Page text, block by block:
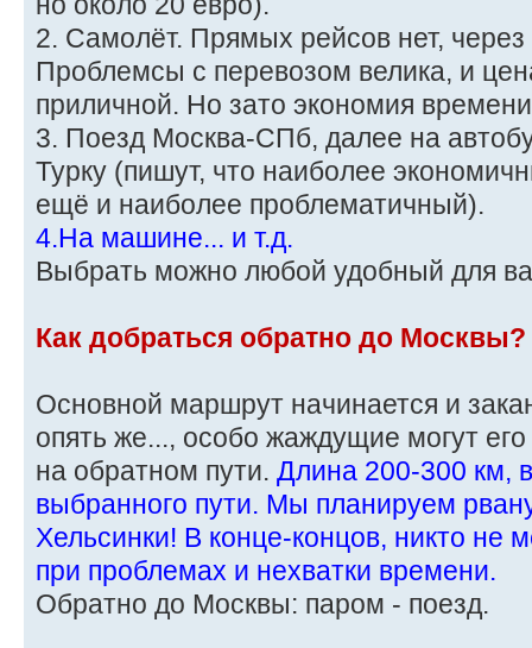
2. Самолёт. Прямых рейсов нет,
Проблемсы с перевозом велика, и
приличной. Но зато экономия
3. Поезд Москва-СПб, далее на
Турку (пишут, что наиболее
ещё и наиболее проблематичный).
4.На машине... и т.д.
Выбрать можно любой удобный для
Как добраться обратно до Москвы?
Основной маршрут начинается и
опять же..., особо жаждущие могут
на обратном пути. Длина 200-300 км,
выбранного пути. Мы планируем
Хельсинки! В конце-концов, никто не
при проблемах и нехватки времени.
Обратно до Москвы: паром - поезд.